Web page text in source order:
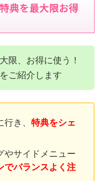
典を最大限お得
限、お得に使う！
ご紹介します
き、 特典をシェ
やサイドメニュー
でバランスよく注